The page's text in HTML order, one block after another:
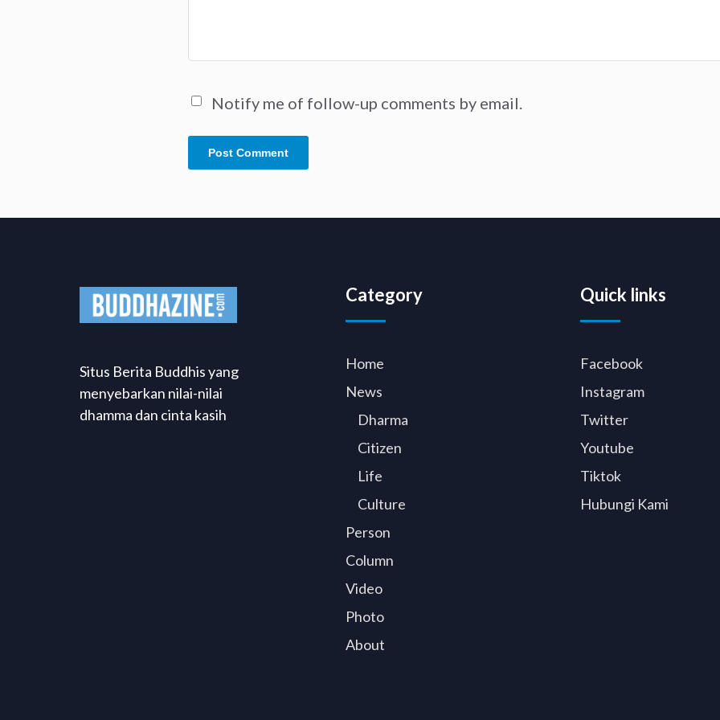
Notify me of follow-up comments by email.
Situs Berita Buddhis yang
menyebarkan nilai-nilai
dhamma dan cinta kasih
Category
Home
News
Dharma
Citizen
Life
Culture
Person
Column
Video
Photo
About
Quick links
Facebook
Instagram
Twitter
Youtube
Tiktok
Hubungi Kami